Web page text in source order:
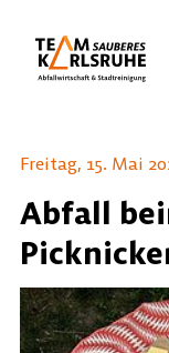
Freitag, 15. Mai
Abfall